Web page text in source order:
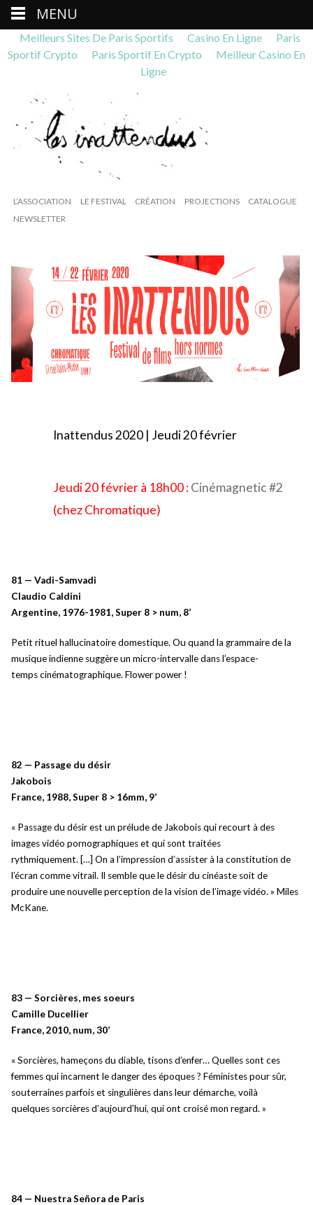
Meilleurs Sites De Paris Sportifs Casino En Ligne
Paris
Sportif Crypto
Paris Sportif En Crypto
Meilleur Casino En
Ligne
L’ASSOCIATION LE FESTIVAL CRÉATION PROJECTIONS
CATALOGUE
NEWSLETTER
Inattendus 2020 | Jeudi 20 février
Jeudi 20 février à 18h00 :Cinémagnetic #2
(chez Chromatique)
81 — Vadi-Samvadi
Claudio Caldini
Argentine, 1976-1981, Super 8 > num, 8’
Petit rituel hallucinatoire domestique. Ou quand la grammaire de la
musique indienne suggère un micro-intervalle dans l’espace-
temps cinématographique. Flower power !
82 — Passage du désir
Jakobois
France, 1988, Super 8 > 16mm, 9’
« Passage du désir est un prélude de Jakobois qui recourt à des
images vidéo pornographiques et qui sont traitées
rythmiquement. […] On a l’impression d’assister à la constitution de
l’écran comme vitrail. Il semble que le désir du cinéaste soit de
produire une nouvelle perception de la vision de l’image vidéo. » Miles
McKane.
83 — Sorcières, mes soeurs
Camille Ducellier
France, 2010, num, 30’
« Sorcières, hameçons du diable, tisons d’enfer… Quelles sont ces
femmes qui incarnent le danger des époques ? Féministes pour sûr,
souterraines parfois et singulières dans leur démarche, voilà
quelques sorcières d’aujourd’hui, qui ont croisé mon regard. »
84 — Nuestra Señora de Paris
MENU